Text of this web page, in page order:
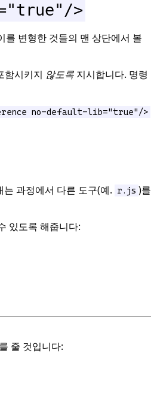
>
를 변형한 것들의 맨 상단에서 볼
함시키지 않도록 지시합니다. 명령
no-default-lib="true"/>
과정에서 다른 도구(예. r.js )를
있도록 해줍니다:
줄 것입니다: